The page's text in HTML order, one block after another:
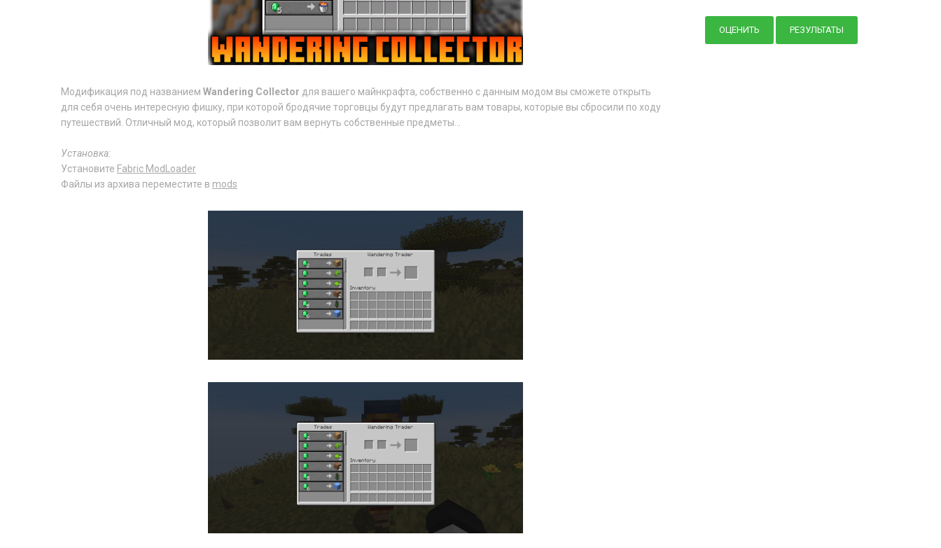
Модификация под названием Wandering Collector для вашего майнкрафта, собственно с данным модом вы сможете открыть
для себя очень интересную фишку, при которой бродячие торговцы будут предлагать вам товары, которые вы сбросили по ходу
путешествий. Отличный мод, который позволит вам вернуть собственные предметы...
Установка:
Установите Fabric ModLoader
Файлы из архива переместите в mods